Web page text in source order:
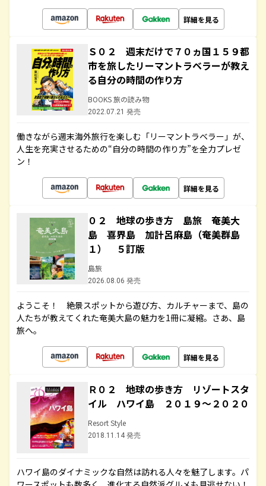
詳細を見る
Ｓ０２ 週末だけで７０ヵ国１５９都
市を旅したリーマントラベラーが教え
る自分の時間の作り方
BOOKS 旅の読み物
2022.07.21 発売
働きながら週末海外旅行を楽しむ「リーマントラベラー」が、
人生を充実させるための“自分の時間の作り方”を全力プレゼ
ン！
詳細を見る
０２ 地球の歩き方 島旅 奄美大
島 喜界島 加計呂麻島（奄美群島
１） ５訂版
島旅
2026.08.06 発売
ようこそ！ 絶景スポットから遊び方、カルチャーまで、島の
人たちが教えてくれた奄美大島の魅力を1冊に凝縮。さあ、島
旅へ。
詳細を見る
Ｒ０２ 地球の歩き方 リゾートスタ
イル ハワイ島 ２０１９～２０２０
Resort Style
2018.11.14 発売
ハワイ島のダイナミックな自然は訪れる人々を魅了します。パ